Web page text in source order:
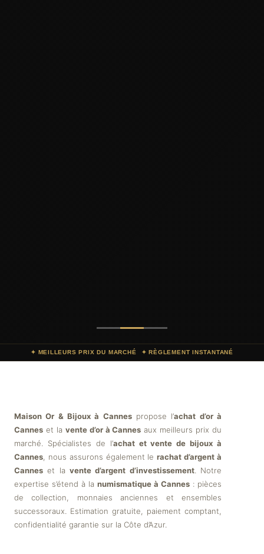
✦ MEILLEURS PRIX DU MARCHÉ ✦ RÈGLEMENT INSTANTANÉ
Maison Or & Bijoux à Cannespropose l’achat d’or à
Cannes et la vente d’or à Cannes aux meilleurs prix du
marché. Spécialistes de l’achat et vente de bijoux à
Cannes , nous assurons également lerachat d’argent à
Cannes et la vente d’argent d’investissement. Notre
expertise s’étend à la numismatique à Cannes : pièces
de collection, monnaies anciennes et ensembles
successoraux. Estimation gratuite, paiement comptant,
confidentialité garantie sur la Côte d’Azur.